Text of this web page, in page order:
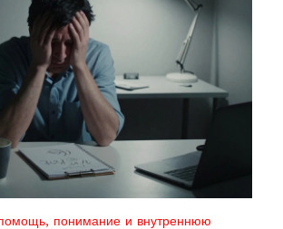
понимание и внутреннюю